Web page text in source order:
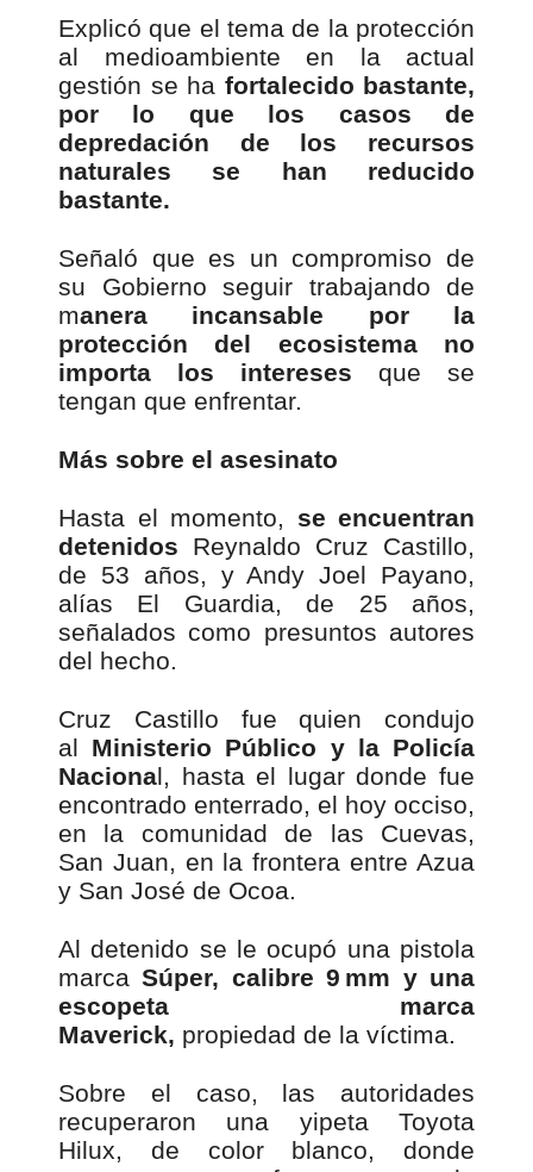
Explicó que el tema de la protección
al medioambiente en la actual
gestión se ha fortalecido bastante,
por lo que los casos de
depredación de los recursos
naturales se han reducido
bastante.
Señaló que es un compromiso de
su Gobierno seguir trabajando de
manera incansable por la
protección del ecosistema no
importa los intereses que se
tengan que enfrentar.
Más sobre el asesinato
Hasta el momento, se encuentran
detenidos Reynaldo Cruz Castillo,
de 53 años, y Andy Joel Payano,
alías El Guardia, de 25 años,
señalados como presuntos autores
del hecho.
Cruz Castillo fue quien condujo
al Ministerio Público y la Policía
Nacional, hasta el lugar donde fue
encontrado enterrado, el hoy occiso,
en la comunidad de las Cuevas,
San Juan, en la frontera entre Azua
y San José de Ocoa.
Al detenido se le ocupó una pistola
marcaSúper, calibre 9 mm y una
escopeta marca
Maverick, propiedad de la víctima.
Sobre el caso, las autoridades
recuperaron una yipeta Toyota
Hilux, de color blanco, donde